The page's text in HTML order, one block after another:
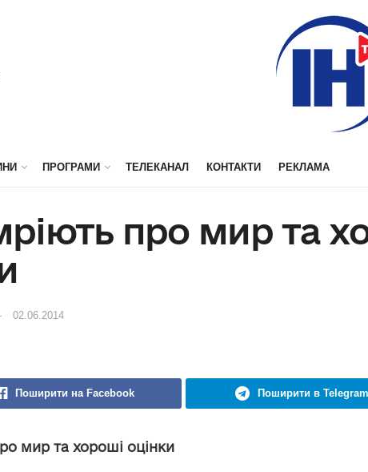
ПРОГРАМИ ТЕЛЕКАНАЛ КОНТАКТИ РЕКЛАМА
про мир та
02.06.2014
Поширити на Facebook Поширити в Telegram
мир та хороші оцінки